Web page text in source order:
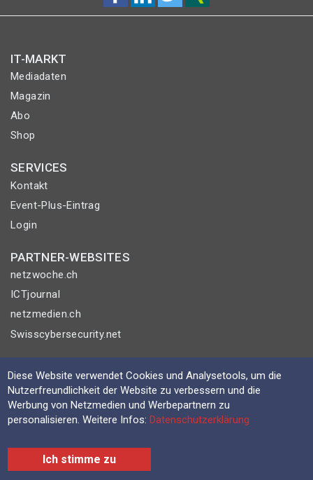
IT-MARKT
Mediadaten
Magazin
Abo
Shop
SERVICES
Kontakt
Event-Plus-Eintrag
Login
PARTNER-WEBSITES
netzwoche.ch
ICTjournal
netzmedien.ch
Swisscybersecurity.net
Impressum
AGB
Nutzungsbestimmungen
Diese Website verwendet Cookies und Analysetools, um die
Nutzerfreundlichkeit der Website zu verbessern und die
Werbung von Netzmedien und Werbepartnern zu
personalisieren. Weitere Infos:Datenschutzerklärung
Ich stimme zu